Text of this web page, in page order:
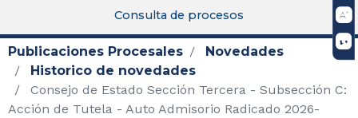
Consulta de procesos
Publicaciones Procesales
Novedades
Historico de novedades
Consejo de Estado Sección Tercera - Subsección C:
Acción de Tutela - Auto Admisorio Radicado 2026-